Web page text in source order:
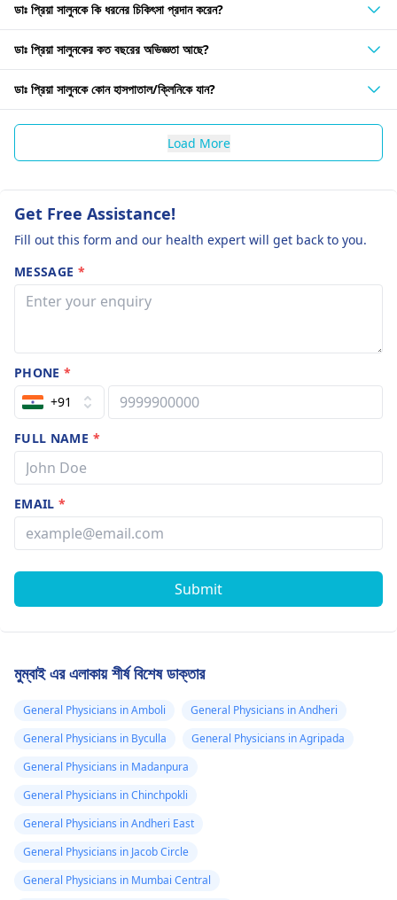
ডাঃ প্রিয়া সালুনকে কি ধরনের চিকিৎসা প্রদান করেন?
ডাঃ প্রিয়া সালুনকের কত বছরের অভিজ্ঞতা আছে?
ডাঃ প্রিয়া সালুনকে কোন হাসপাতাল/ক্লিনিকে যান?
Load More
Get Free Assistance!
Fill out this form and our health expert will get back to you.
MESSAGE *
PHONE*
+91
FULL NAME *
EMAIL*
Submit
মুম্বাই এর এলাকায় শীর্ষ বিশেষ ডাক্তার
General Physicians in Amboli
General Physicians in Andheri
General Physicians in Byculla
General Physicians in Agripada
General Physicians in Madanpura
General Physicians in Chinchpokli
General Physicians in Andheri East
General Physicians in Jacob Circle
General Physicians in Mumbai Central